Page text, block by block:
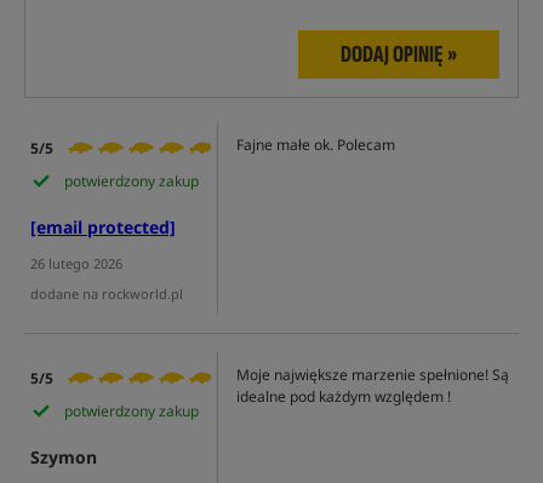
DODAJ OPINIĘ »
5/5
potwierdzony zakup
[email protected]
26 lutego 2026
dodane na rockworld.pl
Fajne małe ok. Polecam
5/5
potwierdzony zakup
Szymon
Moje największe marzenie spełnione! Są
idealne pod każdym względem !